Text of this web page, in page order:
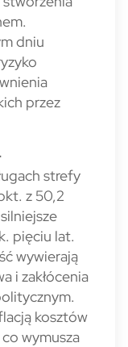
dniu
przez
strefy
z 50,2
pięciu lat.
wywierają
i zakłócenia
kosztów
wymusza